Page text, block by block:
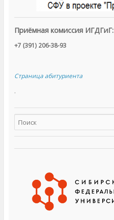
Приёмная комиссия ИГДГиГ:
+7 (391) 206-38-93
Страница абитуриента
.